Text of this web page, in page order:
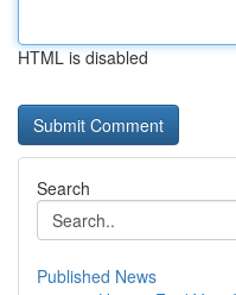
HTML is disabled
Search
Published News